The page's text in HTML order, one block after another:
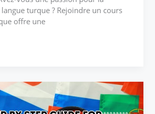
turque ? Rejoindre un cours
offre une